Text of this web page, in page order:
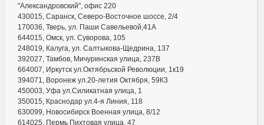
"Александровский", офис 220
430015, Саранск, Северо-Восточное шоссе, 2/4
170036, Тверь, ул. Паши Савельевой,41А
644015, Омск, ул. Суворова, 105
248019, Калуга, ул. Салтыкова-Щедрина, 137
392027, Тамбов, Мичуринская улица, 237В
664007, Иркутск ул.Октябрьской Революции, 1к19
394071, Воронеж ул.20-летия Октября, 59К3
450003, Уфа ул.Силикатная улица, 1
350015, Краснодар ул.4-я Линия, 118
630099, Новосибирск Военная улица, 8/12
614025, Пермь Пихтовая улица, 47